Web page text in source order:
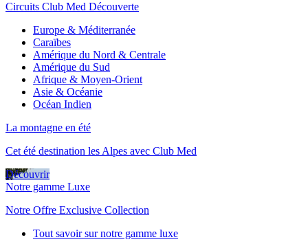
Circuits Club Med Découverte
Europe & Méditerranée
Caraïbes
Amérique du Nord & Centrale
Amérique du Sud
Afrique & Moyen-Orient
Asie & Océanie
Océan Indien
La montagne en été
Cet été destination les Alpes avec Club Med
Découvrir
Notre gamme Luxe
Notre Offre Exclusive Collection
Tout savoir sur notre gamme luxe